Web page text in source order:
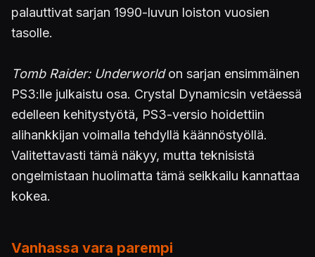
palauttivat sarjan 1990-luvun loiston vuosien
tasolle.
Tomb Raider: Underworldon sarjan ensimmäinen
PS3:lle julkaistu osa. Crystal Dynamicsin vetäessä
edelleen kehitystyötä, PS3-versio hoidettiin
alihankkijan voimalla tehdyllä käännöstyöllä.
Valitettavasti tämä näkyy, mutta teknisistä
ongelmistaan huolimatta tämä seikkailu kannattaa
kokea.
Vanhassa vara parempi